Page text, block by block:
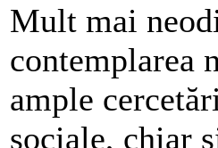
Mult mai
contemplarea
ample
sociale, chiar